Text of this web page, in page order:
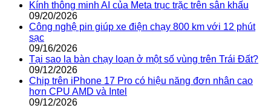
Kính thông minh AI của Meta trục trặc trên sân khấu
09/20/2026
Công nghệ pin giúp xe điện chạy 800 km với 12 phút
sạc
09/16/2026
Tại sao la bàn chạy loạn ở một số vùng trên Trái Đất?
09/12/2026
Chip trên iPhone 17 Pro có hiệu năng đơn nhân cao
hơn CPU AMD và Intel
09/12/2026